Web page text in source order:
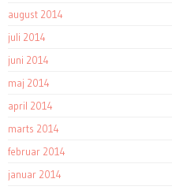
august 2014
juli 2014
juni 2014
maj 2014
april 2014
marts 2014
februar 2014
januar 2014